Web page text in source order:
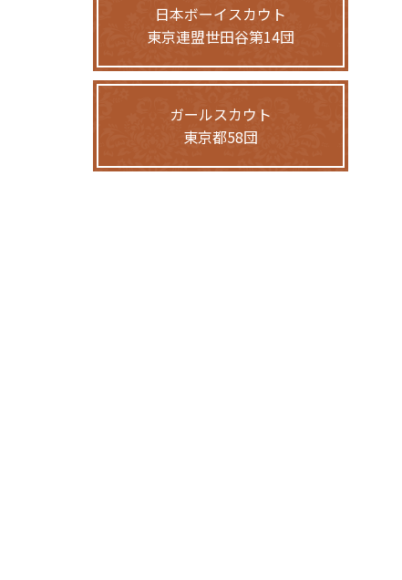
日本ボーイスカウト
東京連盟世田谷第14団
ガールスカウト
東京都58団